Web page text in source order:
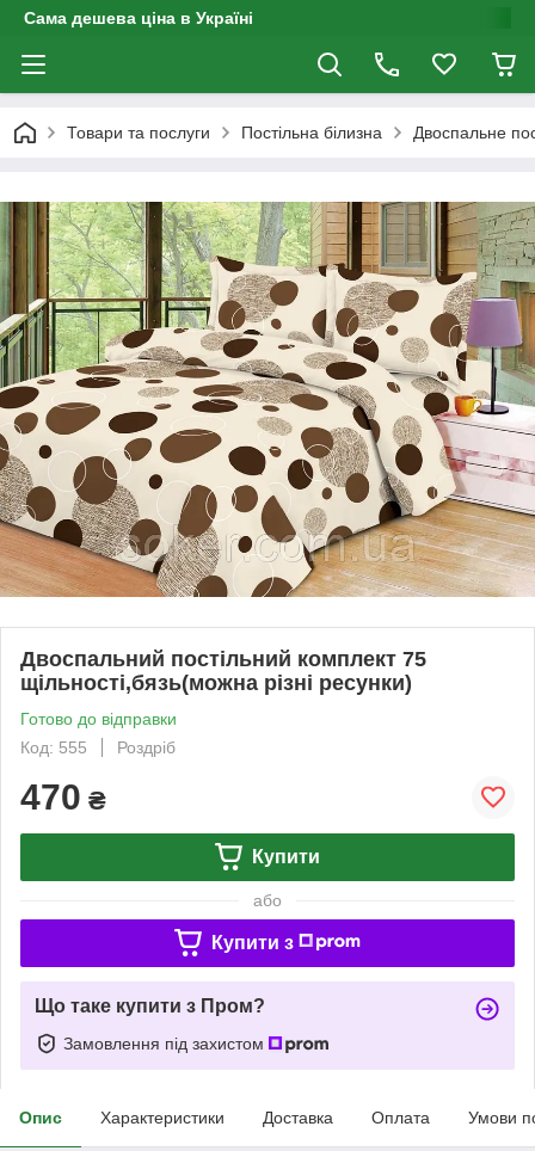
Сама дешева ціна в Україні
Товари та послуги Постільна білизна Двоспальне
Двоспальний постільний комплект 75
щільності,бязь(можна різні ресунки)
Готово до відправки
Код: 555
Роздріб
470 ₴
Купити
або
Купити з
Що таке купити з Пром?
Замовлення під захистом
Опис Характеристики Доставка Оплата Умови